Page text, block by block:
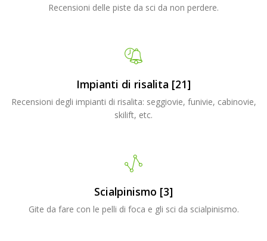
Recensioni delle piste da sci da non perdere.
Impianti di risalita [21]
Recensioni degli impianti di risalita: seggiovie, funivie, cabinovie,
skilift, etc.
Scialpinismo [3]
Gite da fare con le pelli di foca e gli sci da scialpinismo.